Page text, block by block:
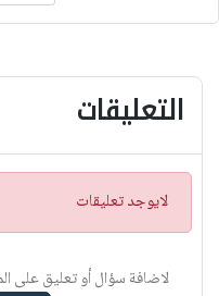
التعليقات
ت
ن
ي
لايوجد تعليقات
لاضافة سؤال أو تعليق